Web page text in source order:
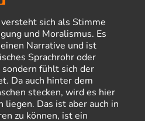
wirds wohl eher nix mit dem
nicht! Da haben…
40-Tage-Operation hat den
inkonsequent, reagiert immer
sich als Stimme
und Moralismus. Es
Narrative und ist
Sprachrohr oder
fühlt sich der
Da auch hinter dem
stecken, wird es hier
liegen. Das ist aber auch in
zu können, ist ein